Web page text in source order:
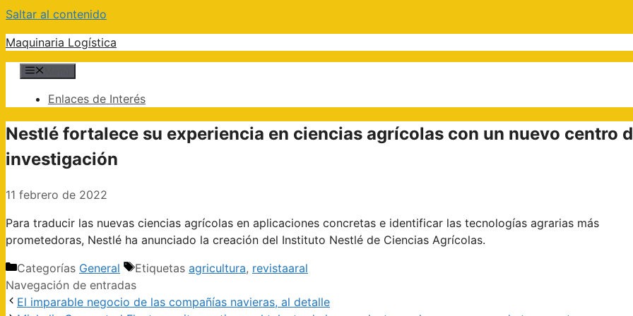
Saltar al contenido
Maquinaria Logística
Enlaces de Interés
​Nestlé fortalece su experiencia en ciencias agrícolas con un nuevo centro
investigación
11 febrero de 2022
Para traducir las nuevas ciencias agrícolas en aplicaciones concretas e identificar las tecnologías agrarias más
prometedoras, Nestlé ha anunciado la creación del Instituto Nestlé de Ciencias Agrícolas.
Categorías General Etiquetas agricultura, revistaaral
Navegación de entradas
El imparable negocio de las compañías navieras, al detalle